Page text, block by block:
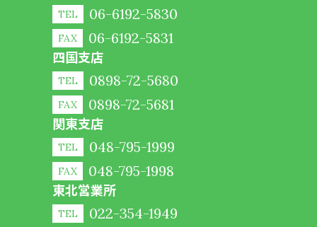
TEL 06-6192-5830
FAX 06-6192-5831
四国支店
TEL 0898-72-5680
FAX 0898-72-5681
関東支店
TEL 048-795-1999
FAX 048-795-1998
東北営業所
TEL 022-354-1949